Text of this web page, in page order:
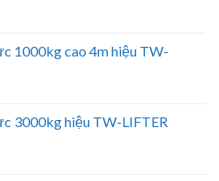
1000kg cao 4m hiệu TW-
3000kg hiệu TW-LIFTER